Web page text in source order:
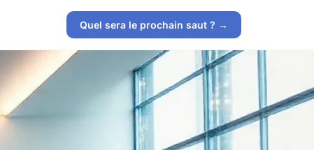
Quel sera le prochain saut ? →